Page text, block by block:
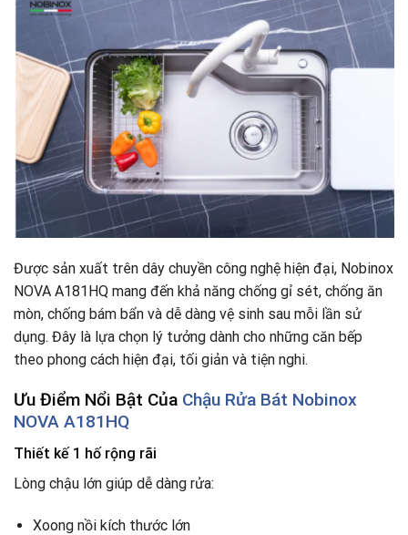
Được sản xuất trên dây chuyền công nghệ hiện đại, Nobinox
NOVA A181HQ mang đến khả năng chống gỉ sét, chống ăn
mòn, chống bám bẩn và dễ dàng vệ sinh sau mỗi lần sử
dụng. Đây là lựa chọn lý tưởng dành cho những căn bếp
theo phong cách hiện đại, tối giản và tiện nghi.
Ưu Điểm Nổi Bật Của Chậu Rửa Bát Nobinox
NOVA A181HQ
Thiết kế 1 hố rộng rãi
Lòng chậu lớn giúp dễ dàng rửa:
Xoong nồi kích thước lớn